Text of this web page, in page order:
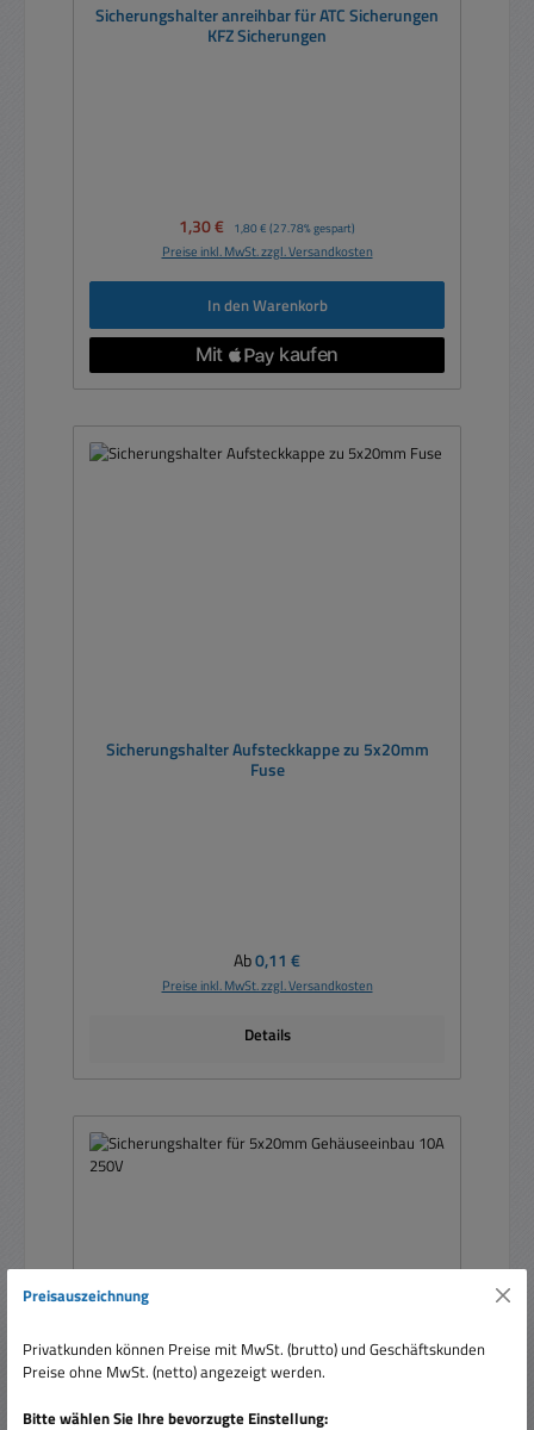
Sicherungshalter anreihbar für ATC Sicherungen
KFZ Sicherungen
Verkaufspreis:
1,30 € Regulärer Preis:
1,80 € (27.78% gespart)
Preise inkl. MwSt. zzgl. Versandkosten
In den Warenkorb
Sicherungshalter Aufsteckkappe zu 5x20mm
Fuse
Regulärer Preis:
Ab0,11 €
Preise inkl. MwSt. zzgl. Versandkosten
Details
Preisauszeichnung
Privatkunden können Preise mit MwSt. (brutto) und Geschäftskunden
Preise ohne MwSt. (netto) angezeigt werden.
Bitte wählen Sie Ihre bevorzugte Einstellung: